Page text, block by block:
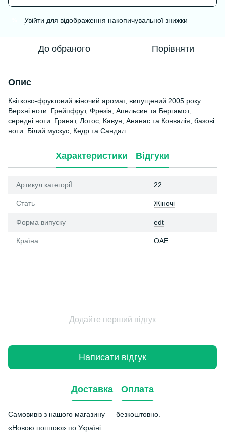
Увійти для відображення накопичувальної знижки
До обраного Порівняти
Опис
Квітково-фруктовий жіночий аромат, випущений 2005 року.
Верхні ноти: Грейпфрут, Фрезія, Апельсин та Бергамот;
середні ноти: Гранат, Лотос, Кавун, Ананас та Конвалія; базові
ноти: Білий мускус, Кедр та Сандал.
Характеристики Відгуки
Артикул категоріЇ 22
Стать Жіночі
Форма випуску edt
Країна ОАЕ
Додайте перший відгук
Написати відгук
Доставка Оплата
Самовивіз з нашого магазину — безкоштовно.
«Новою поштою» по Україні.